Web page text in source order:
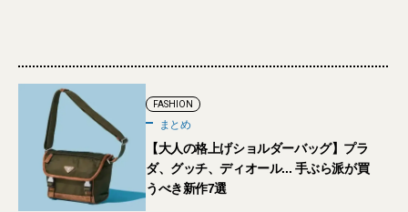
FASHION
まとめ
【大人の格上げショルダーバッグ】プラ
ダ、グッチ、ディオール... 手ぶら派が買
うべき新作7選